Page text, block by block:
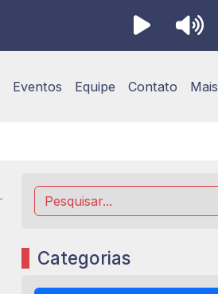
Eventos Equipe Contato Mais
Categorias